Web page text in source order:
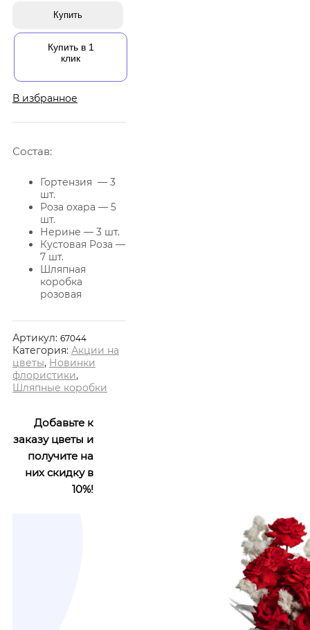
Купить
Купить в 1
клик
В избранное
Состав:
Гортензия — 3
шт.
Роза охара — 5
шт.
Нерине — 3 шт.
Кустовая Роза —
7 шт.
Шляпная
коробка
розовая
Артикул: 67044
Категория: Акции на
цветы, Новинки
флористики,
Шляпные коробки
Добавьте к
заказу цветы и
получите на
них скидку в
10%!